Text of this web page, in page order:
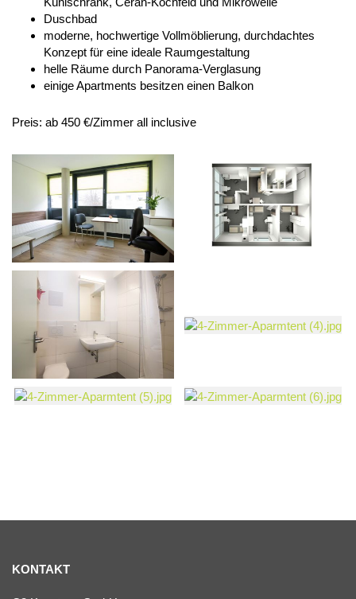
Duschbad
moderne, hochwertige Vollmöblierung, durchdachtes
Konzept für eine ideale Raumgestaltung
helle Räume durch Panorama-Verglasung
einige Apartments besitzen einen Balkon
Preis: ab 450 €/Zimmer all inclusive
KONTAKT